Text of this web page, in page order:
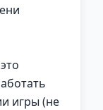
игры (не